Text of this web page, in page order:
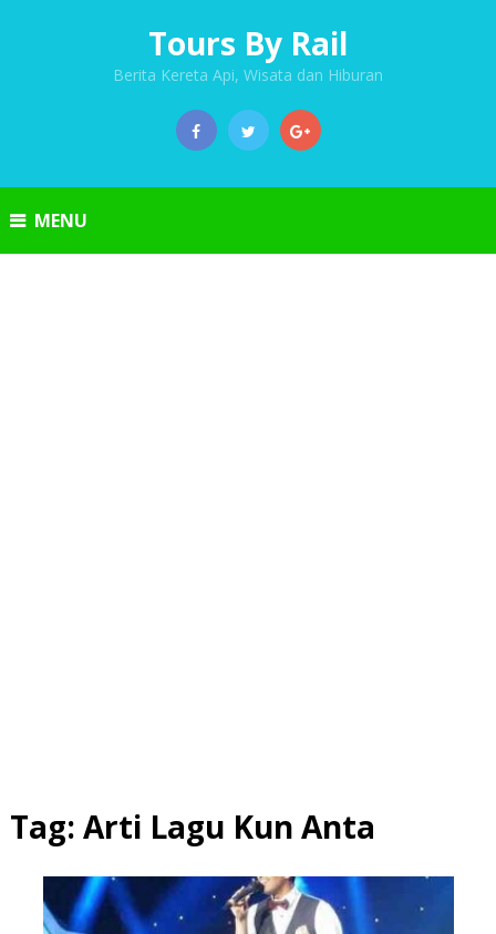
Tours By Rail
Berita Kereta Api, Wisata dan Hiburan
MENU
Tag: Arti Lagu Kun Anta